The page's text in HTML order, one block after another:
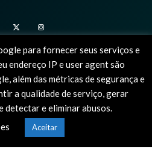
POLÍTICA DE PRIVACIDADE
portugal dedicado à PlayStation. Todas as
registadas dos seus proprietários.
para fornecer seus serviços e
endereço IP e user agent são
além das métricas de segurança e
a qualidade de serviço, gerar
detectar e eliminar abusos.
Aceitar